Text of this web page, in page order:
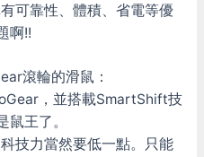
可靠性、體積、省電等優
啊!!
滾輪的滑鼠：
，並搭載SmartShift技
王了。
技力當然要低一點。只能